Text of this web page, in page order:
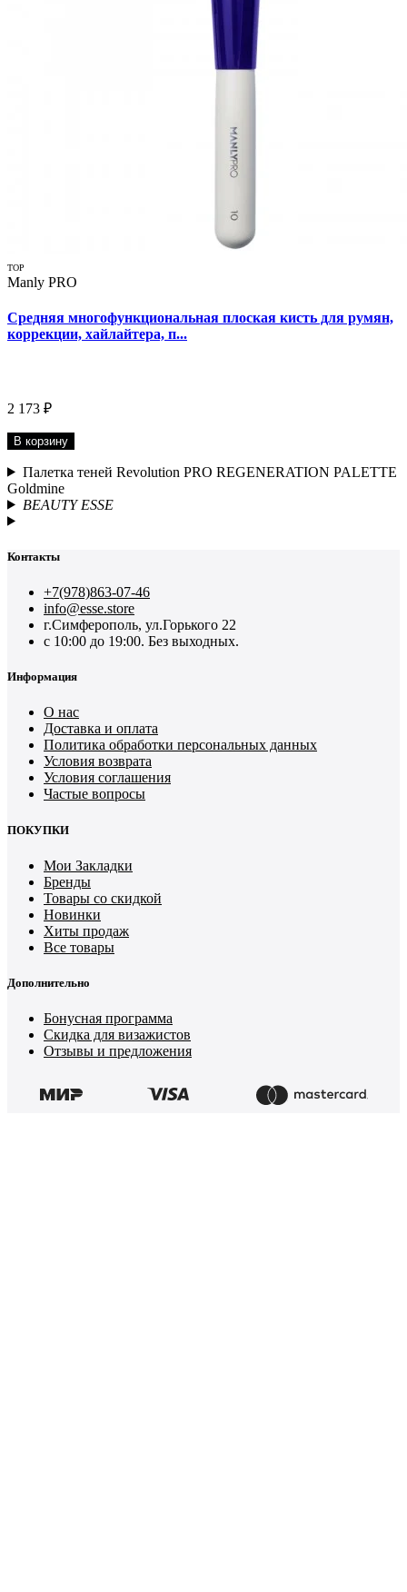
TOP
Manly PRO
Средняя многофункциональная плоская кисть для румян,
коррекции, хайлайтера, п...
2 173 ₽
В корзину
Палетка теней Revolution PRO REGENERATION PALETTE
Goldmine
BEAUTY ESSE
Контакты
+7(978)863-07-46
info@esse.store
г.Симферополь, ул.Горького 22
с 10:00 до 19:00. Без выходных.
Информация
О нас
Доставка и оплата
Политика обработки персональных данных
Условия возврата
Условия соглашения
Частые вопросы
ПОКУПКИ
Мои Закладки
Бренды
Товары со скидкой
Новинки
Хиты продаж
Все товары
Дополнительно
Бонусная программа
Скидка для визажистов
Отзывы и предложения